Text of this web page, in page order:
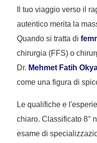
Il tuo viaggio verso il
autentico merita la
Quando si tratta di
chirurgia (FFS) o
Dr. Mehmet Fatih
come una figura di
Le qualifiche e
chiaro. Classificato 8°
esame di